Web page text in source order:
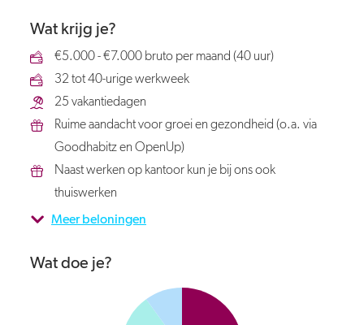
Wat krijg je?
€5.000 - €7.000 bruto per maand (40 uur)
32 tot 40-urige werkweek
25 vakantiedagen
Ruime aandacht voor groei en gezondheid (o.a. via
Goodhabitz en OpenUp)
Naast werken op kantoor kun je bij ons ook
thuiswerken
Meer beloningen
Wat doe je?